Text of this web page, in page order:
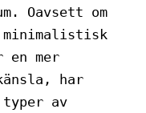
Oavsett om
mer
har
av